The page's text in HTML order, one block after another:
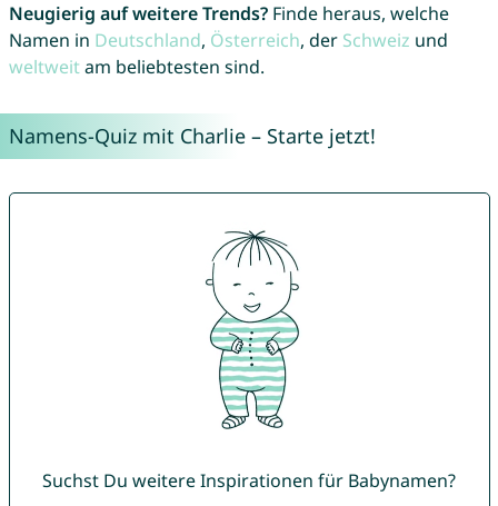
Neugierig auf weitere Trends?Finde heraus, welche
Namen in Deutschland, Österreich, der Schweiz und
weltweitam beliebtesten sind.
Namens-Quiz mit Charlie – Starte jetzt!
Suchst Du weitere Inspirationen für Babynamen?